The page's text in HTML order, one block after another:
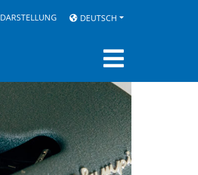
DARSTELLUNG DEUTSCH